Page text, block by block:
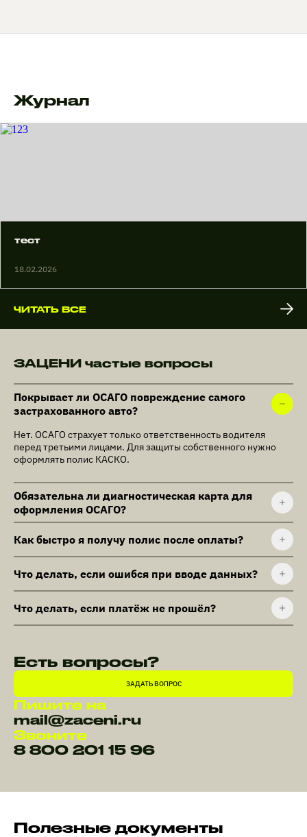
Журнал
тест
18.02.2026
ЧИТАТЬ ВСЕ
ЗАЦЕНИ частые вопросы
Покрывает ли ОСАГО повреждение самого
застрахованного авто?
Нет. ОСАГО страхует только ответственность водителя
перед третьими лицами. Для защиты собственного нужно
оформлять полис КАСКО.
Обязательна ли диагностическая карта для
оформления ОСАГО?
Как быстро я получу полис после оплаты?
Что делать, если ошибся при вводе данных?
Что делать, если платёж не прошёл?
Есть вопросы?
ЗАДАТЬ ВОПРОС
Пишите на
mail@zaceni.ru
Звоните
8 800 201 15 96
Полезные документы